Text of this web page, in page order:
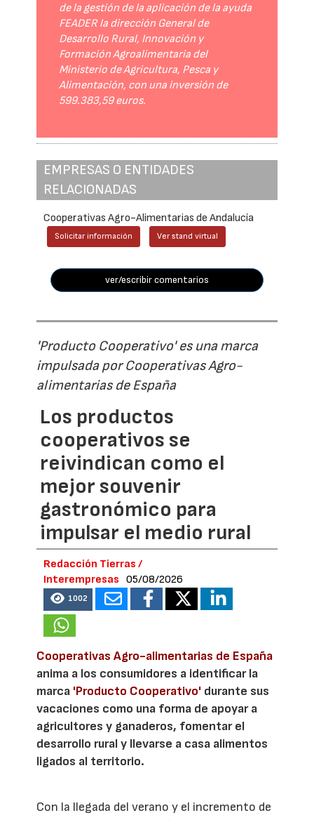
de la gestión de la aplicación de la ayuda
FEADER la dirección General de
Desarrollo Rural, Innovación y
Formación Agroalimentaria del
Ministerio de Agricultura, Pesca y
Alimentación, con una inversión de
599.383,59 euros.
EMPRESAS O ENTIDADES
RELACIONADAS
Cooperativas Agro-Alimentarias de Andalucía
Solicitar información Ver stand virtual
ver/escribir comentarios
'Producto Cooperativo' es una marca
impulsada por Cooperativas Agro-
alimentarias de España
Los productos
cooperativos se
reivindican como el
mejor souvenir
gastronómico para
impulsar el medio rural
Redacción Tierras /
Interempresas
05/08/2026
1002
Cooperativas Agro-alimentarias de España
anima a los consumidores a identificar la
marca 'Producto Cooperativo' durante sus
vacaciones como una forma de apoyar a
agricultores y ganaderos, fomentar el
desarrollo rural y llevarse a casa alimentos
ligados al territorio.
Con la llegada del verano y el incremento de